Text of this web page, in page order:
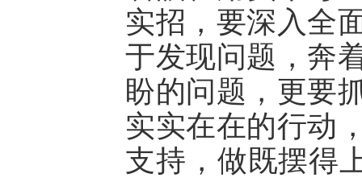
实招，要深入全
于发现问题，奔
盼的问题，更要
实实在在的行动
支持，做既摆得